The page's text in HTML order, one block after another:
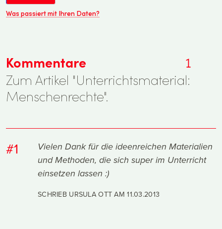
Was passiert mit Ihren Daten?
Kommentare
1
Zum Artikel "Unterrichtsmaterial:
Menschenrechte".
#1
Vielen Dank für die ideenreichen Materialien
und Methoden, die sich super im Unterricht
einsetzen lassen :)
SCHRIEB URSULA OTT AM11.03.2013